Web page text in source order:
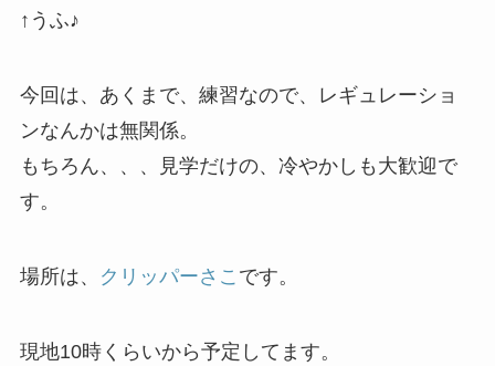
↑うふ♪
今回は、あくまで、練習なので、レギュレーショ
ンなんかは無関係。
もちろん、、、見学だけの、冷やかしも大歓迎で
す。
場所は、 クリッパーさこ です。
現地10時くらいから予定してます。